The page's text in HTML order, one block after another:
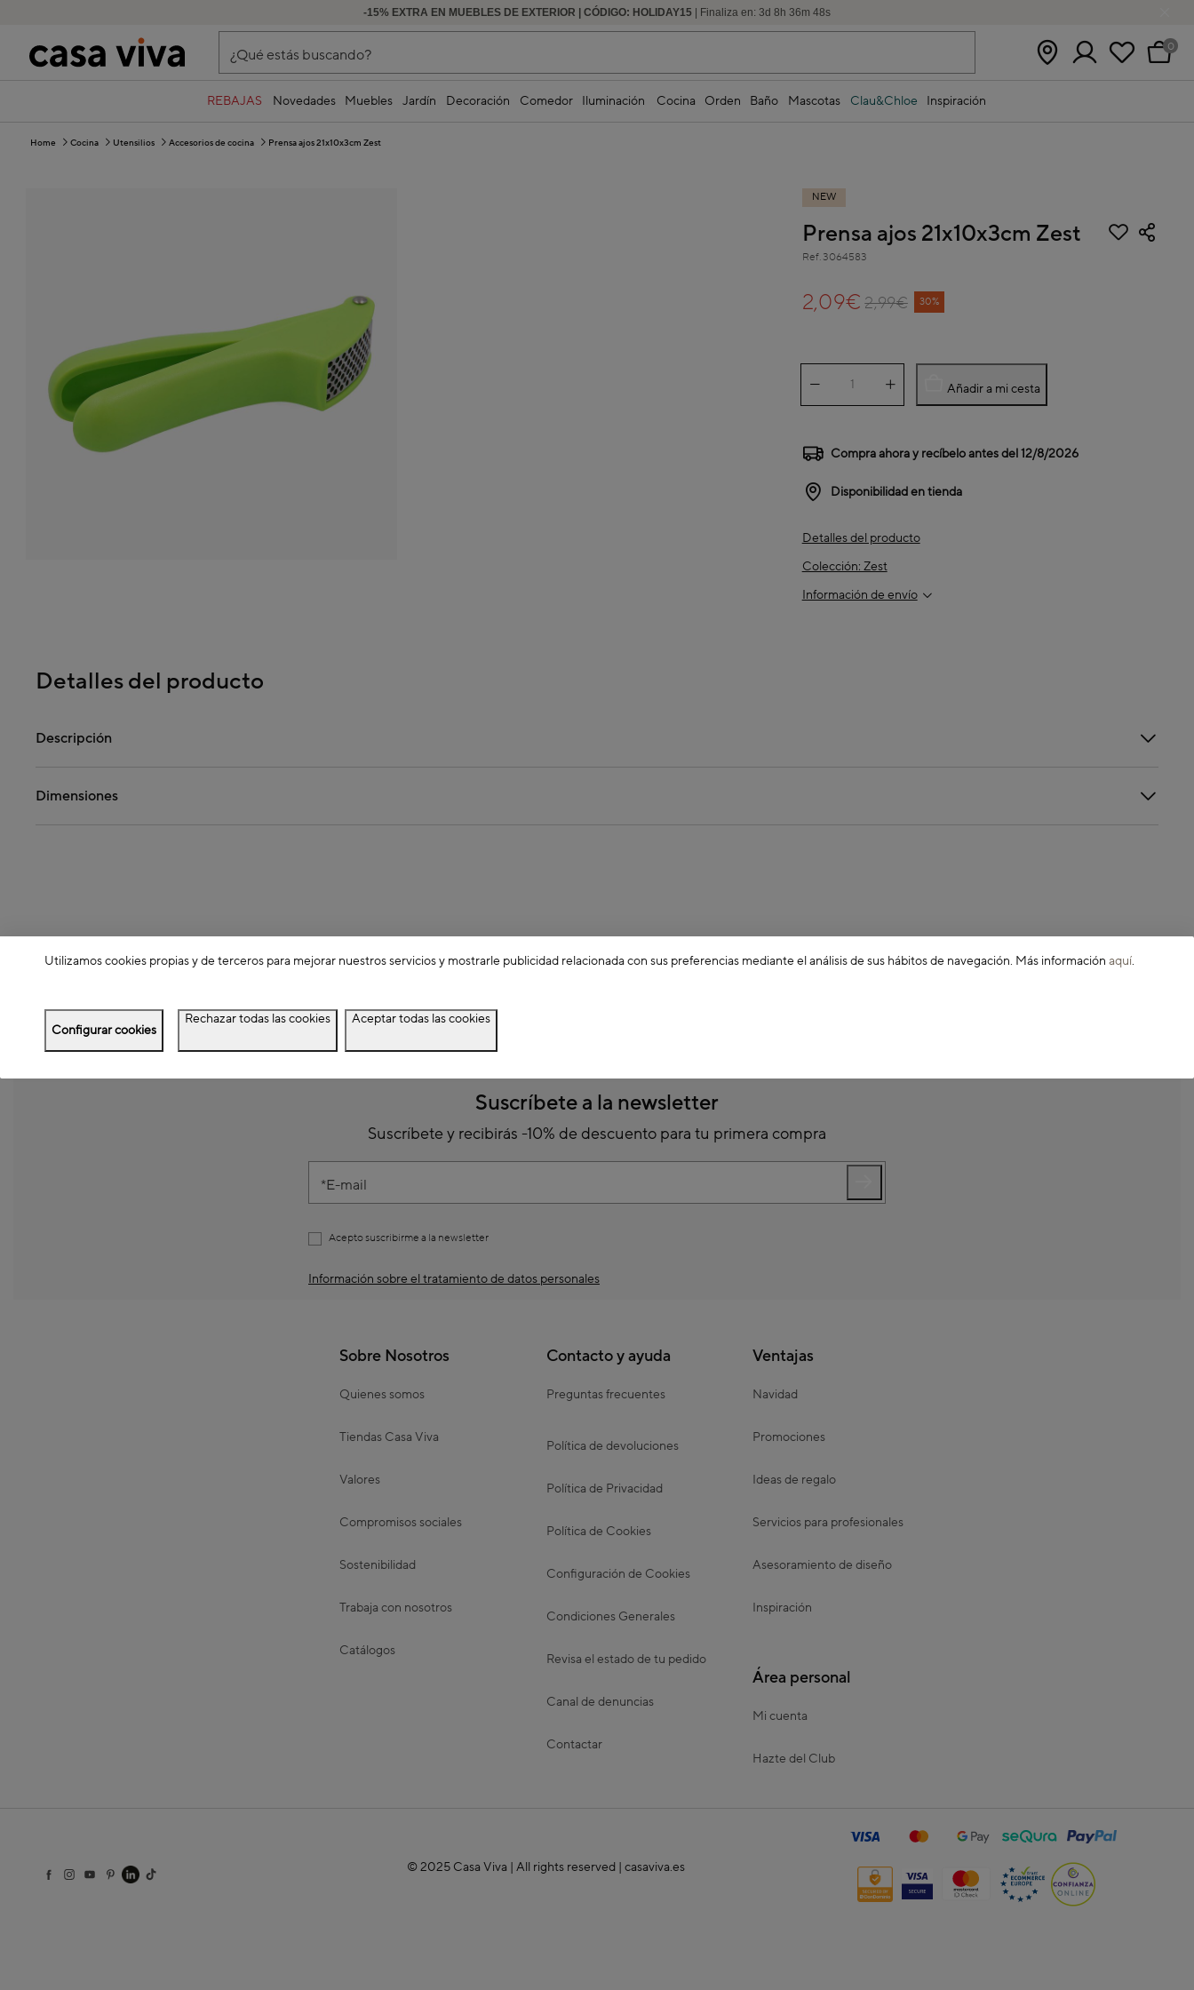
-15% EXTRA EN MUEBLES DE EXTERIOR | CÓDIGO: HOLIDAY15 | Finaliza en: 3d 8 h 36m 48s
HASTA -60% DE DESCUENTO | SEGUNDAS REBAJAS
¿Qué estás buscando? 0
REBAJAS Novedades Muebles Jardín Decoración Comedor Iluminación Cocina Orden Baño Mascotas Clau&Chloe Inspiración
Home Cocina Utensilios Accesorios de cocina Prensa ajos 21x10x3cm Zest
NEW
Prensa ajos 21x10x3cm Zest
Ref. 3064583
Price reduced from
2,99€
to 30%
2,09€
Añadir a mi cesta
Compra ahora y recíbelo antes del12/8/2026
Disponibilidad en tienda
Detalles del producto
Colección: Zest
Información de envío
Detalles del producto
Descripción
Dimensiones
Suscríbete a la newsletter
Suscríbete y recibirás -10% de descuento para tu primera compra
E-mail
Acepto suscribirme a la newsletter
Información sobre el tratamiento de datos personales
Sobre Nosotros
Quienes somos
Tiendas Casa Viva
Valores
Compromisos sociales
Sostenibilidad
Trabaja con nosotros
Catálogos
Contacto y ayuda
Preguntas frecuentes
Política de devoluciones
Política de Privacidad
Política de Cookies
Configuración de Cookies
Condiciones Generales
Revisa el estado de tu pedido
Canal de denuncias
Contactar
Ventajas
Navidad
Promociones
Ideas de regalo
Servicios para profesionales
Asesoramiento de diseño
Inspiración
Área personal
Mi cuenta
Hazte del Club
© 2025 Casa Viva | All rights reserved | casaviva.es
Utilizamos cookies propias y de terceros para mejorar nuestros servicios y mostrarle publicidad relacionada con sus preferencias mediante el análisis de sus hábitos de navegación. Más información aquí.
Configurar cookies
Rechazar todas las cookies Aceptar todas las cookies